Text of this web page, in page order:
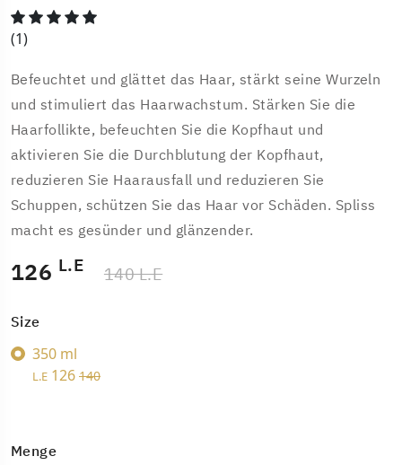
(1)
Befeuchtet und glättet das Haar, stärkt seine Wurzeln
und stimuliert das Haarwachstum. Stärken Sie die
Haarfollikte, befeuchten Sie die Kopfhaut und
aktivieren Sie die Durchblutung der Kopfhaut,
reduzieren Sie Haarausfall und reduzieren Sie
Schuppen, schützen Sie das Haar vor Schäden. Spliss
macht es gesünder und glänzender.
126 L.E 140 L.E
Size
350 ml
L.E 126 140
Menge